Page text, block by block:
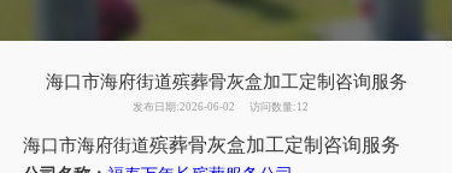
海口市海府街道殡葬骨灰盒加工定制咨询服务
发布日期:2026-06-02 访问数量:12
海口市海府街道殡葬骨灰盒加工定制咨询服务